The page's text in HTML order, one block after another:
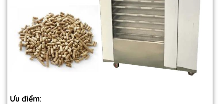
Ưu điểm: